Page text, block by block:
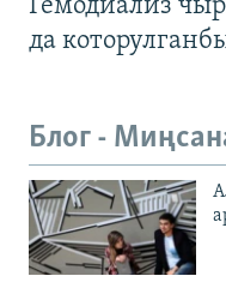
Гемодиализ
да
Блог -